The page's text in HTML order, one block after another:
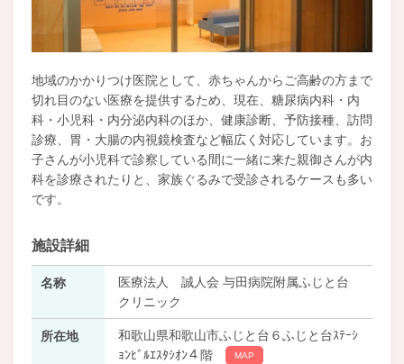
地域のかかりつけ医院として、赤ちゃんからご高齢の方まで
切れ目のない医療を提供するため、現在、糖尿病内科・内
科・小児科・内分泌内科のほか、健康診断、予防接種、訪問
診療、胃・大腸の内視鏡検査など幅広く対応しています。お
子さんが小児科で診察している間に一緒に来た親御さんが内
科を診療されたりと、家族ぐるみで受診されるケースも多い
です。
施設詳細
名称
医療法人 誠人会 与田病院附属ふじと台
クリニック
所在地
和歌山県和歌山市ふじと台６ふじと台ｽﾃｰｼ
ｮﾝﾋﾞﾙｴｽﾀｼｵﾝ４階
MAP